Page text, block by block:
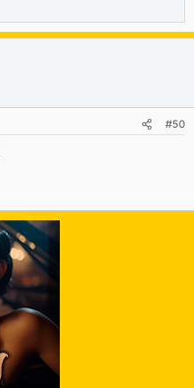
#50